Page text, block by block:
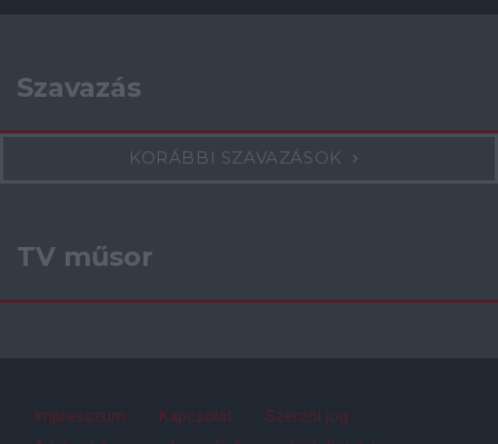
Szavazás
KORÁBBI SZAVAZÁSOK
TV műsor
Impresszum Kapcsolat
Szerzői jog